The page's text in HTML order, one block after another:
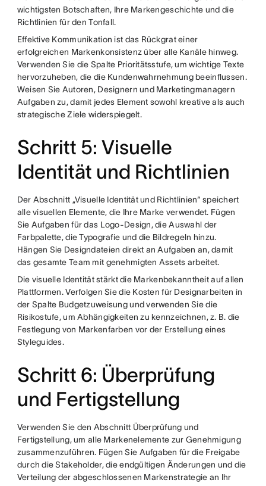
wichtigsten Botschaften, Ihre Markengeschichte und die
Richtlinien für den Tonfall.
Effektive Kommunikation ist das Rückgrat einer
erfolgreichen Markenkonsistenz über alle Kanäle hinweg.
Verwenden Sie die Spalte Prioritätsstufe, um wichtige Texte
hervorzuheben, die die Kundenwahrnehmung beeinflussen.
Weisen Sie Autoren, Designern und Marketingmanagern
Aufgaben zu, damit jedes Element sowohl kreative als auch
strategische Ziele widerspiegelt.
Schritt 5: Visuelle
Identität und Richtlinien
Der Abschnitt „Visuelle Identität und Richtlinien“ speichert
alle visuellen Elemente, die Ihre Marke verwendet. Fügen
Sie Aufgaben für das Logo-Design, die Auswahl der
Farbpalette, die Typografie und die Bildregeln hinzu.
Hängen Sie Designdateien direkt an Aufgaben an, damit
das gesamte Team mit genehmigten Assets arbeitet.
Die visuelle Identität stärkt die Markenbekanntheit auf allen
Plattformen. Verfolgen Sie die Kosten für Designarbeiten in
der Spalte Budgetzuweisung und verwenden Sie die
Risikostufe, um Abhängigkeiten zu kennzeichnen, z. B. die
Festlegung von Markenfarben vor der Erstellung eines
Styleguides.
Schritt 6: Überprüfung
und Fertigstellung
Verwenden Sie den Abschnitt Überprüfung und
Fertigstellung, um alle Markenelemente zur Genehmigung
zusammenzuführen. Fügen Sie Aufgaben für die Freigabe
durch die Stakeholder, die endgültigen Änderungen und die
Verteilung der abgeschlossenen Markenstrategie an Ihr